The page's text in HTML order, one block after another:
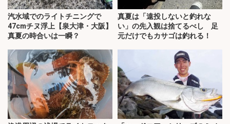
汽水域でのライトチニングで
47cmチヌ浮上【泉大津・大阪】
真夏の時合いは一瞬？
真夏は「遠投しないと釣れな
い」の先入観は捨てるべし 足
元だけでもカサゴは釣れる！